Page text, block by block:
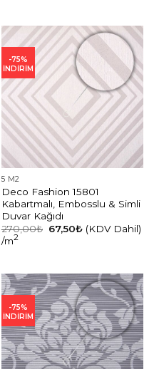
-75%
İNDİRİM
5 M2
Deco Fashion 15801
Kabartmalı, Embosslu & Simli
Duvar Kağıdı
270,00₺ Orijinal
fiyat:
67,50₺Şu
andaki
(KDV Dahil)
/m2
-75%
İNDİRİM